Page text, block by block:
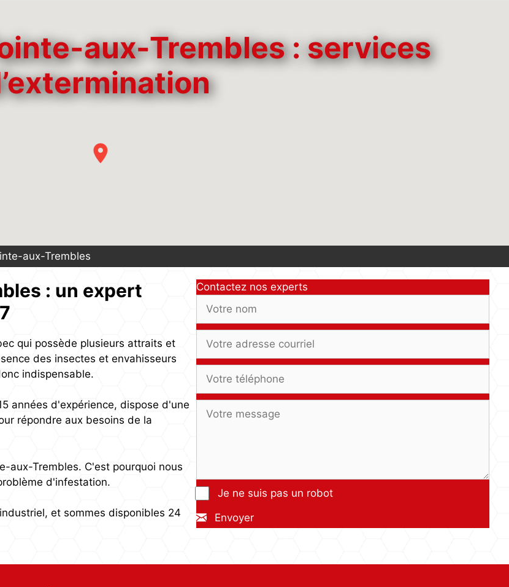
aux-Trembles : services
aux-Trembles
: un expert
qui possède plusieurs attraits et
des insectes et envahisseurs
indispensable.
années d'expérience, dispose d'une
répondre aux besoins de la
aux-Trembles. C'est pourquoi nous
d'infestation.
et sommes disponibles 24
Contactez nos experts
Je ne suis pas un robot
Envoyer